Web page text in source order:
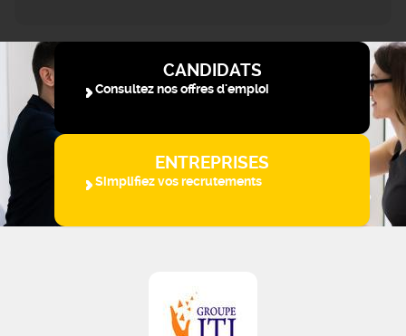
CANDIDATS
Consultez nos offres d'emploi
ENTREPRISES
Simplifiez vos recrutements